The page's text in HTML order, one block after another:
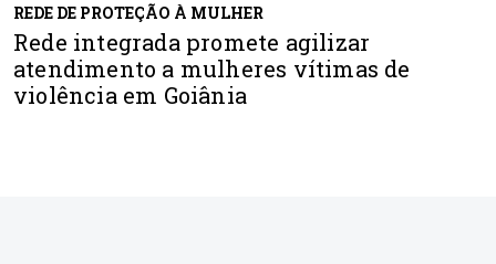
REDE DE PROTEÇÃO À MULHER
Rede integrada promete agilizar
atendimento a mulheres vítimas de
violência em Goiânia